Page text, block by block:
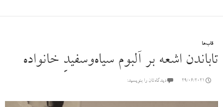
قاب‌ها
تاباندن اشعه بر آلبوم سیاه‌وسفیدِ خانواده
29/06/2021 دیدگاه‌تان را بنویسید: